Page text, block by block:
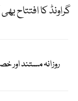
گراونڈ کا افتتاح
روزانہ مستند